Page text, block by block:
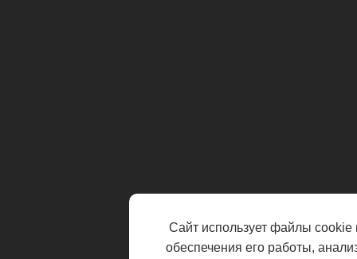
Сайт использует файлы cookie
обеспечения его работы,